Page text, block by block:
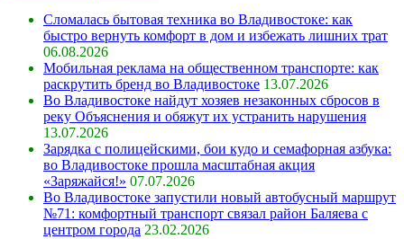
Сломалась бытовая техника во Владивостоке: как
быстро вернуть комфорт в дом и избежать лишних трат
06.08.2026
Мобильная реклама на общественном транспорте: как
раскрутить бренд во Владивостоке 13.07.2026
Во Владивостоке найдут хозяев незаконных сбросов в
реку Объяснения и обяжут их устранить нарушения
13.07.2026
Зарядка с полицейскими, бои кудо и семафорная азбука:
во Владивостоке прошла масштабная акция
«Заряжайся!» 07.07.2026
Во Владивостоке запустили новый автобусный маршрут
№71: комфортный транспорт связал район Баляева с
центром города 23.02.2026